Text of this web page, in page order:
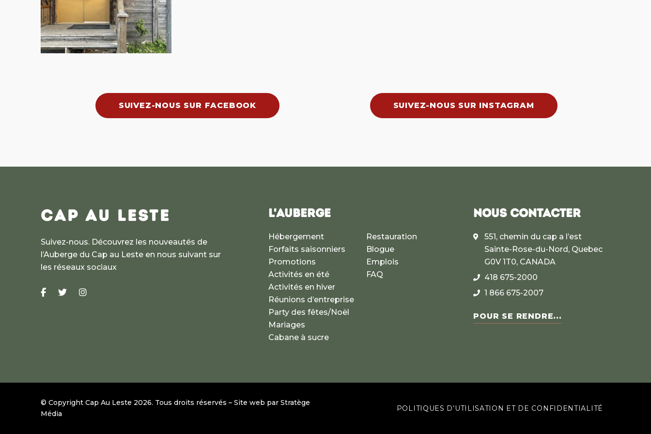
SUIVEZ-NOUS SUR FACEBOOK SUIVEZ-NOUS SUR INSTAGRAM
CAP AU LESTE
Suivez-nous. Découvrez les nouveautés de
l’Auberge du Cap au Leste en nous suivant sur
les réseaux sociaux
L'AUBERGE
Hébergement
Forfaits saisonniers
Promotions
Activités en été
Activités en hiver
Réunions d’entreprise
Party des fêtes/Noël
Mariages
Cabane à sucre
Restauration
Blogue
Emplois
FAQ
NOUS CONTACTER
551, chemin du cap a l’est
Sainte-Rose-du-Nord, Quebec
G0V 1T0, CANADA
418 675-2000
1 866 675-2007
POUR SE RENDRE...
© Copyright Cap Au Leste 2026. Tous droits réservés – Site web par Stratège
Média
POLITIQUES D’UTILISATION ET DE CONFIDENTIALITÉ